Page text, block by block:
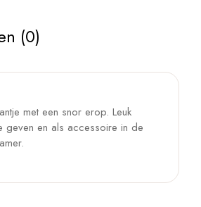
(0)
met een snor erop. Leuk
geven en als accessoire in de